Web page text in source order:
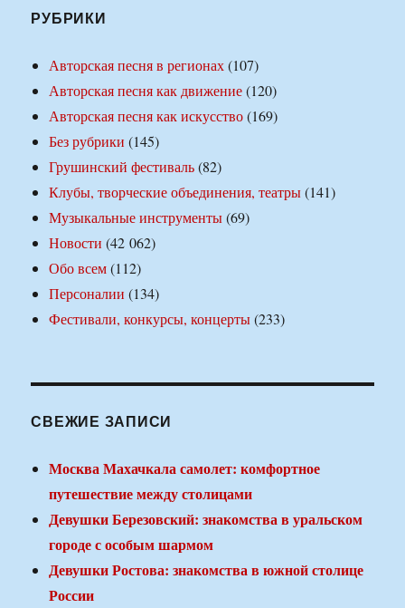
РУБРИКИ
Авторская песня в регионах(107)
Авторская песня как движение(120)
Авторская песня как искусство(169)
Без рубрики (145)
Грушинский фестиваль(82)
Клубы, творческие объединения, театры(141)
Музыкальные инструменты(69)
Новости (42 062)
Обо всем(112)
Персоналии (134)
Фестивали, конкурсы, концерты(233)
СВЕЖИЕ ЗАПИСИ
Москва Махачкала самолет: комфортное
путешествие между столицами
Девушки Березовский: знакомства в уральском
городе с особым шармом
Девушки Ростова: знакомства в южной столице
России